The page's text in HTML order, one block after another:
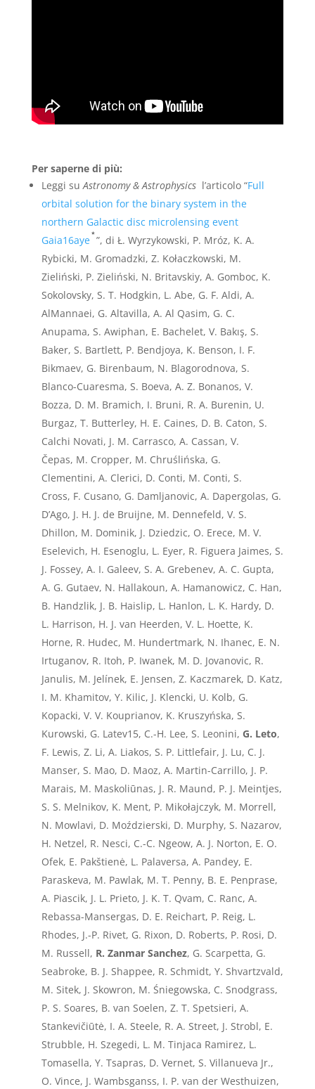
Per saperne di più:
Leggi suAstronomy & Astrophysics l’articolo “Full
orbital solution for the binary system in the
northern Galactic disc microlensing event
Gaia16aye
⋆
”, di Ł. Wyrzykowski, P. Mróz, K. A.
Rybicki, M. Gromadzki, Z. Kołaczkowski, M.
Zieliński, P. Zieliński, N. Britavskiy, A. Gomboc, K.
Sokolovsky, S. T. Hodgkin, L. Abe, G. F. Aldi, A.
AlMannaei, G. Altavilla, A. Al Qasim, G. C.
Anupama, S. Awiphan, E. Bachelet, V. Bakış, S.
Baker, S. Bartlett, P. Bendjoya, K. Benson, I. F.
Bikmaev, G. Birenbaum, N. Blagorodnova, S.
Blanco-Cuaresma, S. Boeva, A. Z. Bonanos, V.
Bozza, D. M. Bramich, I. Bruni, R. A. Burenin, U.
Burgaz, T. Butterley, H. E. Caines, D. B. Caton, S.
Calchi Novati, J. M. Carrasco, A. Cassan, V.
Čepas, M. Cropper, M. Chruślińska, G.
Clementini, A. Clerici, D. Conti, M. Conti, S.
Cross, F. Cusano, G. Damljanovic, A. Dapergolas, G.
D’Ago, J. H. J. de Bruijne, M. Dennefeld, V. S.
Dhillon, M. Dominik, J. Dziedzic, O. Erece, M. V.
Eselevich, H. Esenoglu, L. Eyer, R. Figuera Jaimes, S.
J. Fossey, A. I. Galeev, S. A. Grebenev, A. C. Gupta,
A. G. Gutaev, N. Hallakoun, A. Hamanowicz, C. Han,
B. Handzlik, J. B. Haislip, L. Hanlon, L. K. Hardy, D.
L. Harrison, H. J. van Heerden, V. L. Hoette, K.
Horne, R. Hudec, M. Hundertmark, N. Ihanec, E. N.
Irtuganov, R. Itoh, P. Iwanek, M. D. Jovanovic, R.
Janulis, M. Jelínek, E. Jensen, Z. Kaczmarek, D. Katz,
I. M. Khamitov, Y. Kilic, J. Klencki, U. Kolb, G.
Kopacki, V. V. Kouprianov, K. Kruszyńska, S.
Kurowski, G. Latev15, C.-H. Lee, S. Leonini, G. Leto,
F. Lewis, Z. Li, A. Liakos, S. P. Littlefair, J. Lu, C. J.
Manser, S. Mao, D. Maoz, A. Martin-Carrillo, J. P.
Marais, M. Maskoliūnas, J. R. Maund, P. J. Meintjes,
S. S. Melnikov, K. Ment, P. Mikołajczyk, M. Morrell,
N. Mowlavi, D. Moździerski, D. Murphy, S. Nazarov,
H. Netzel, R. Nesci, C.-C. Ngeow, A. J. Norton, E. O.
Ofek, E. Pakštienė, L. Palaversa, A. Pandey, E.
Paraskeva, M. Pawlak, M. T. Penny, B. E. Penprase,
A. Piascik, J. L. Prieto, J. K. T. Qvam, C. Ranc, A.
Rebassa-Mansergas, D. E. Reichart, P. Reig, L.
Rhodes, J.-P. Rivet, G. Rixon, D. Roberts, P. Rosi, D.
M. Russell, R. Zanmar Sanchez, G. Scarpetta, G.
Seabroke, B. J. Shappee, R. Schmidt, Y. Shvartzvald,
M. Sitek, J. Skowron, M. Śniegowska, C. Snodgrass,
P. S. Soares, B. van Soelen, Z. T. Spetsieri, A.
Stankevičiūtė, I. A. Steele, R. A. Street, J. Strobl, E.
Strubble, H. Szegedi, L. M. Tinjaca Ramirez, L.
Tomasella, Y. Tsapras, D. Vernet, S. Villanueva Jr.,
O. Vince, J. Wambsganss, I. P. van der Westhuizen,